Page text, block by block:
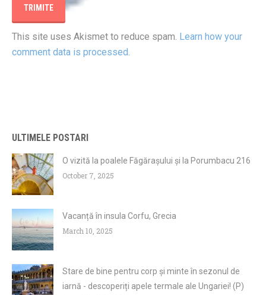
This site uses Akismet to reduce spam. Learn how your
comment data is processed.
ULTIMELE POSTARI
O vizită la poalele Făgărașului și la Porumbacu 216
October 7, 2025
Vacanță în insula Corfu, Grecia
March 10, 2025
Stare de bine pentru corp și minte în sezonul de
iarnă - descoperiți apele termale ale Ungariei! (P)